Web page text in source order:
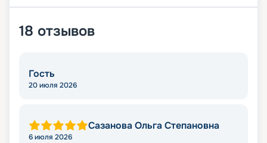
18 отзывов
Гость
20 июля 2026
Сазанова Ольга Степановна
6 июля 2026